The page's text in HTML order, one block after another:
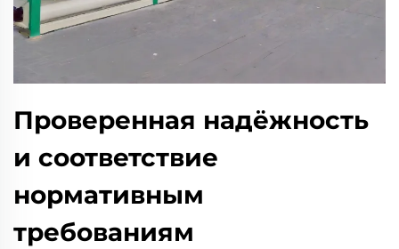
Проверенная надёжность
и соответствие
нормативным
требованиям